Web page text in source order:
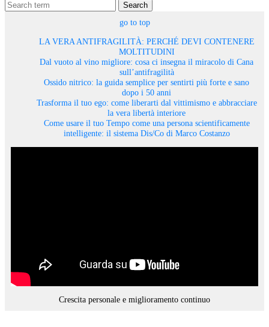
Search
go to top
LA VERA ANTIFRAGILITÀ: PERCHÉ DEVI CONTENERE
MOLTITUDINI
Dal vuoto al vino migliore: cosa ci insegna il miracolo di Cana
sull’antifragilità
Ossido nitrico: la guida semplice per sentirti più forte e sano
dopo i 50 anni
Trasforma il tuo ego: come liberarti dal vittimismo e abbracciare
la vera libertà interiore
Come usare il tuo Tempo come una persona scientificamente
intelligente: il sistema Dis/Co di Marco Costanzo
Crescita personale e miglioramento continuo